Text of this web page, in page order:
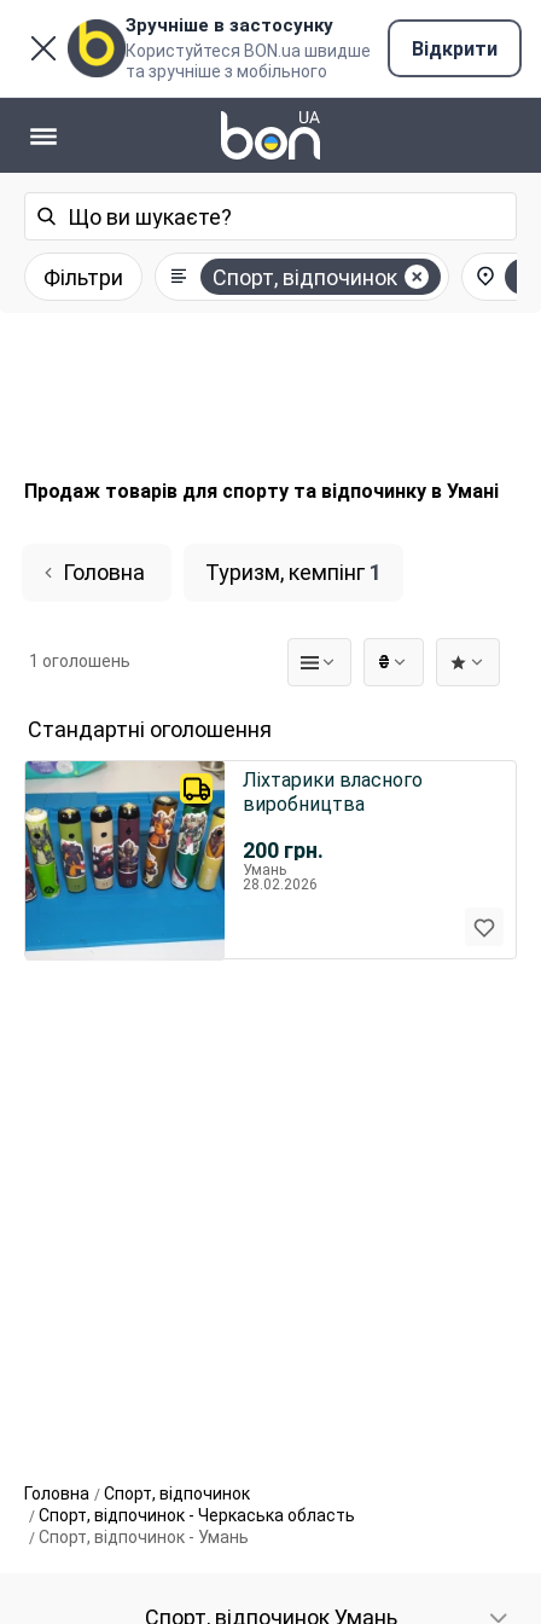
Зручніше в застосунку
Користуйтеся BON.ua швидше
та зручніше з мобільного
Відкрити
Фільтри Спорт, відпочинок
Продаж товарів для спорту та відпочинку в Умані
Головна Туризм, кемпінг 1
₴
1 оголошень
Стандартні оголошення
200 грн.
Ліхтарики власного
виробництва
Умань
28.02.2026
Головна
Спорт, відпочинок
Спорт, відпочинок - Черкаська область
Спорт, відпочинок - Умань
Спорт, відпочинок Умань